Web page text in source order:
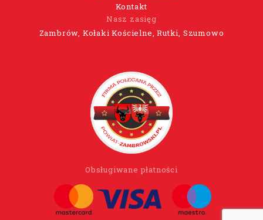
Kontakt
Nasz zasięg
Zambrów, Kołaki Kościelne, Rutki, Szumowo
Obsługiwane płatności